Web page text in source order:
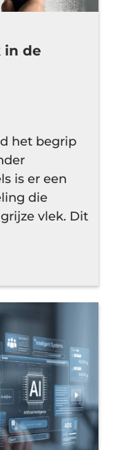
in de
het begrip
is er een
die
vlek. Dit